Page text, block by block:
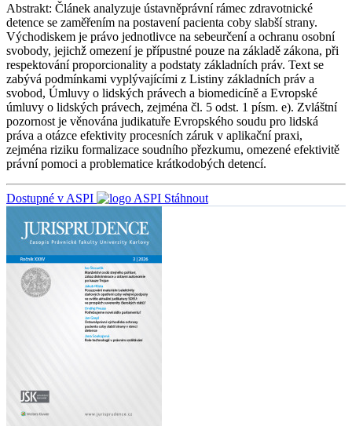
Abstrakt: Článek analyzuje ústavněprávní rámec zdravotnické
detence se zaměřením na postavení pacienta coby slabší strany.
Východiskem je právo jednotlivce na sebeurčení a ochranu osobní
svobody, jejichž omezení je přípustné pouze na základě zákona, při
respektování proporcionality a podstaty základních práv. Text se
zabývá podmínkami vyplývajícími z Listiny základních práv a
svobod, Úmluvy o lidských právech a biomedicíně a Evropské
úmluvy o lidských právech, zejména čl. 5 odst. 1 písm. e). Zvláštní
pozornost je věnována judikatuře Evropského soudu pro lidská
práva a otázce efektivity procesních záruk v aplikační praxi,
zejména riziku formalizace soudního přezkumu, omezené efektivitě
právní pomoci a problematice krátkodobých detencí.
Dostupné v ASPI Stáhnout